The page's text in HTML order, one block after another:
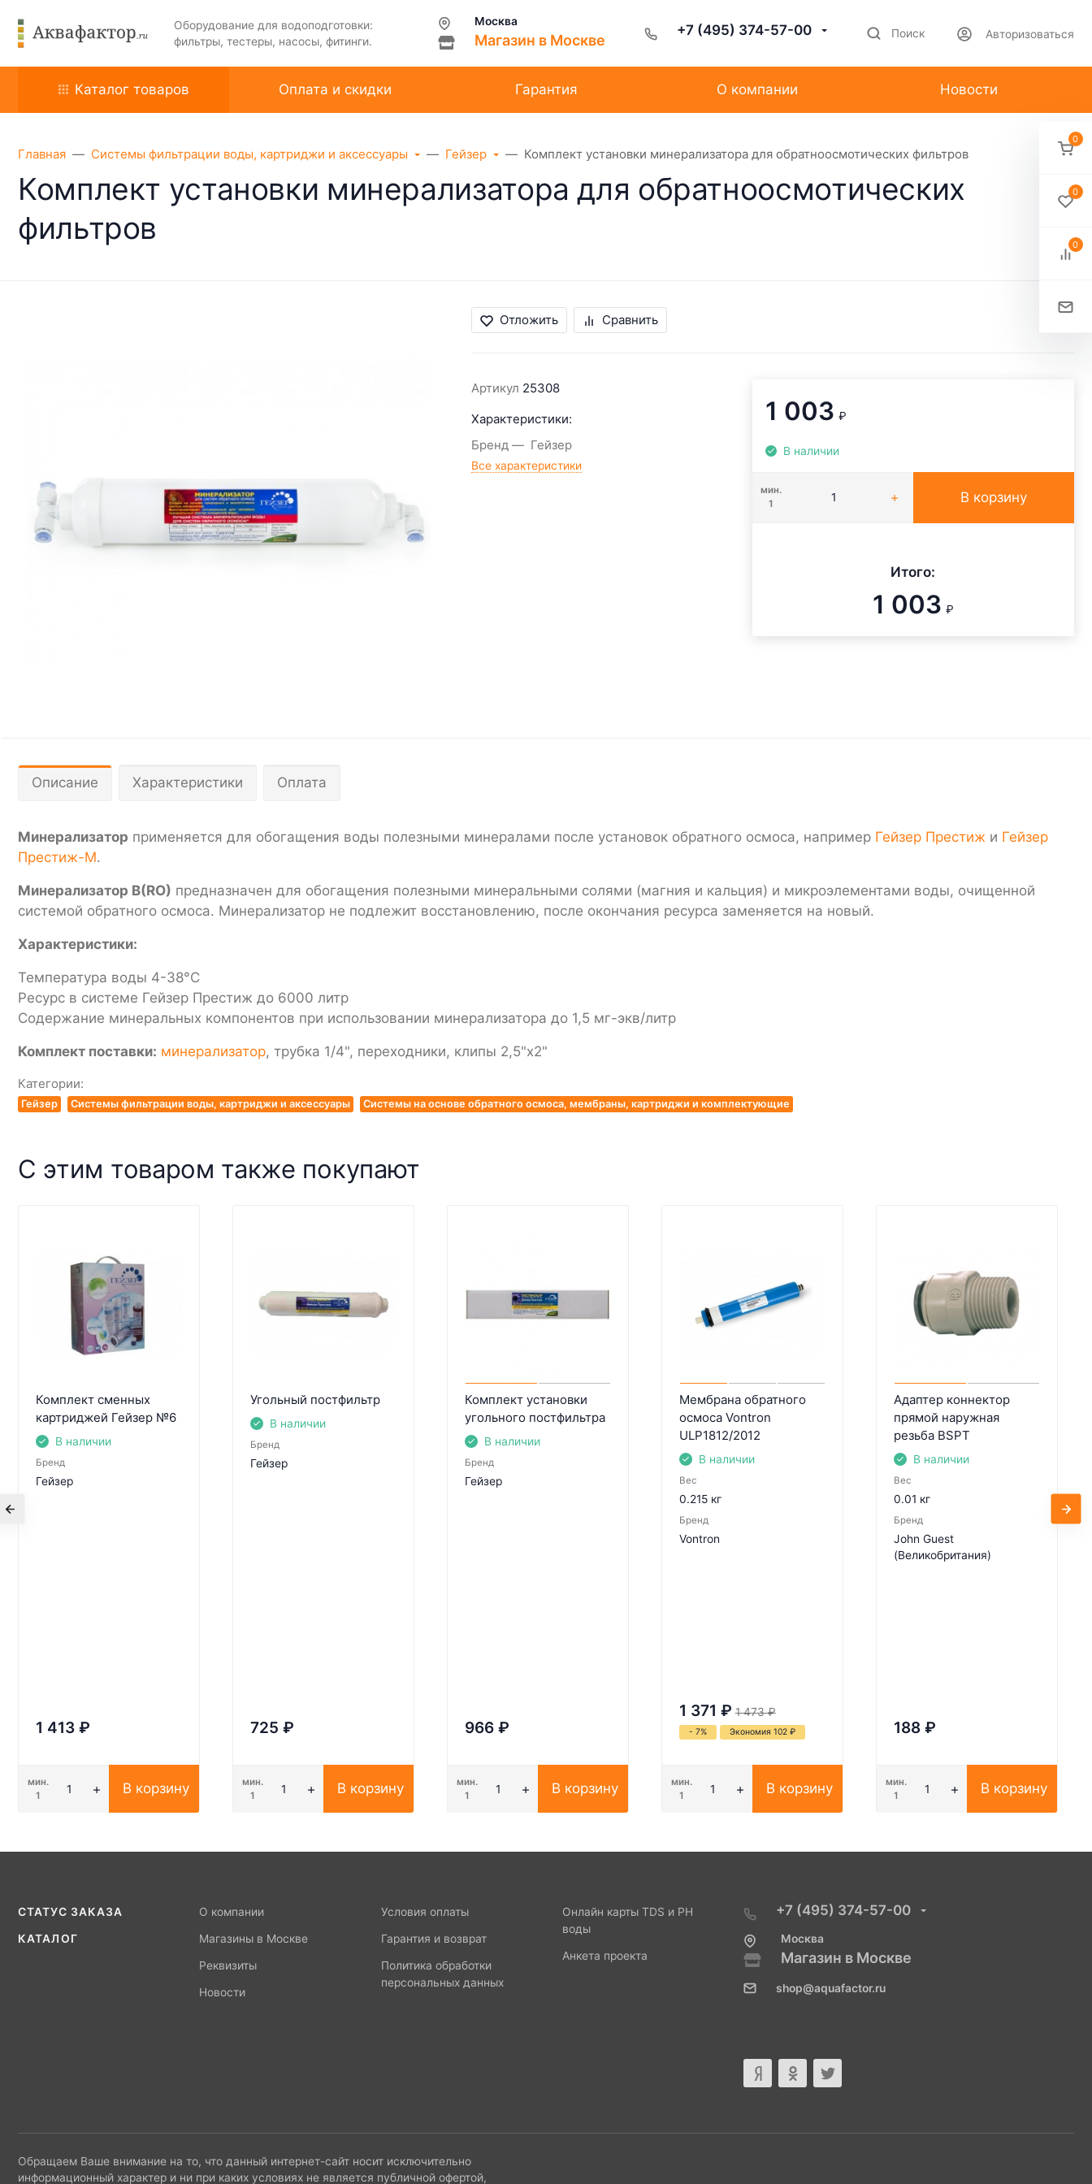
Оборудование для водоподготовки:
фильтры, тестеры, насосы, фитинги.
Москва
Магазин в Москве
+7 (495) 374-57-00 Поиск Авторизоваться
Каталог товаров Оплата и скидки Гарантия О компании Новости
Главная Системы фильтрации воды, картриджи и аксессуары Гейзер Комплект установки минерализатора для обратноосмотических фильтров
Комплект установки минерализатора для обратноосмотических
фильтров
Отложить Сравнить
Артикул 25308
Характеристики:
Бренд
Гейзер
Все характеристики
1 003 ₽
В наличии
мин.
1
В корзину
Итого:
1 003 ₽
Описание Характеристики Оплата
Минерализатор применяется для обогащения воды полезными минералами после установок обратного осмоса, например Гейзер Престиж и Гейзер
Престиж-М.
Минерализатор B(RO) предназначен для обогащения полезными минеральными солями (магния и кальция) и микроэлементами воды, очищенной
системой обратного осмоса. Минерализатор не подлежит восстановлению, после окончания ресурса заменяется на новый.
Характеристики:
Температура воды 4-38°С
Ресурс в системе Гейзер Престиж до 6000 литр
Содержание минеральных компонентов при использовании минерализатора до 1,5 мг-экв/литр
Комплект поставки: минерализатор, трубка 1/4", переходники, клипы 2,5"х2"
Категории:
Гейзер Системы фильтрации воды, картриджи и аксессуары Системы на основе обратного осмоса, мембраны, картриджи и комплектующие
С этим товаром также покупают
Комплект сменных
картриджей Гейзер №6
В наличии
Бренд
Гейзер
1 413 ₽
мин.
1
В корзину
Угольный постфильтр
В наличии
Бренд
Гейзер
725 ₽
мин.
1
В корзину
Комплект установки
угольного постфильтра
В наличии
Бренд
Гейзер
966 ₽
мин.
1
В корзину
Мембрана обратного
осмоса Vontron
ULP1812/2012
В наличии
Вес
0.215 кг
Бренд
Vontron
1 371 ₽ 1 473 ₽
- 7% Экономия 102 ₽
мин.
1
В корзину
Адаптер коннектор
прямой наружная
резьба BSPT
В наличии
Вес
0.01 кг
Бренд
John Guest
(Великобритания)
188 ₽
мин.
1
В корзину
СТАТУС ЗАКАЗА
КАТАЛОГ
О компании
Магазины в Москве
Реквизиты
Новости
Условия оплаты
Гарантия и возврат
Политика обработки
персональных данных
Онлайн карты TDS и PH
воды
Анкета проекта
+7 (495) 374-57-00
Москва
Магазин в Москве
shop@aquafactor.ru
Обращаем Ваше внимание на то, что данный интернет-сайт носит исключительно
информационный характер и ни при каких условиях не является публичной офертой,
0
0
0